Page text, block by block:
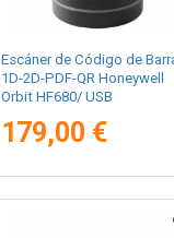
Escáner de Código de
1D-2D-PDF-QR Honeywell
Orbit HF680/ USB
179,00 €